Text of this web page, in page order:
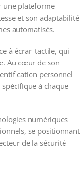
une plateforme
et son adaptabilité
automatisés.
à écran tactile, qui
Au cœur de son
personnel
à chaque
numériques
se positionnant
de la sécurité